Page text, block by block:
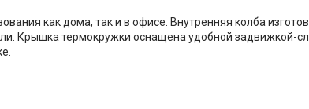
как дома, так и в офисе. Внутренняя колба
Крышка термокружки оснащена удобной задвижкой-